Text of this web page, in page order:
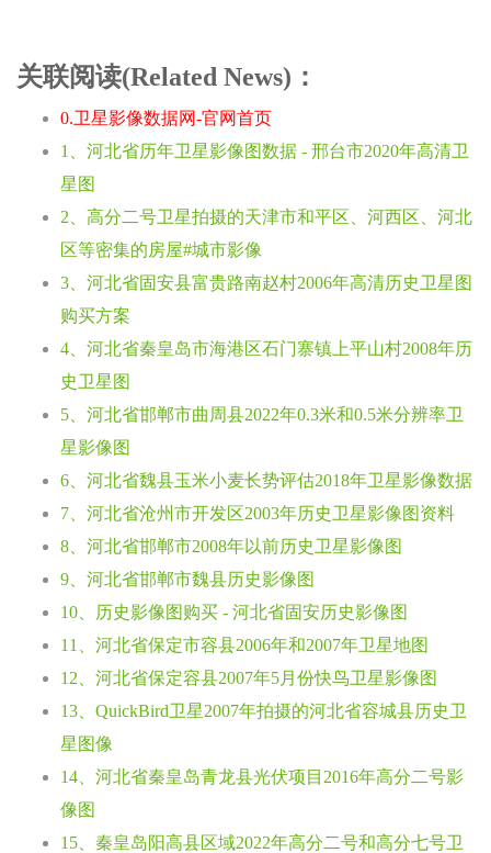
关联阅读(Related News)：
0.卫星影像数据网-官网首页
1、河北省历年卫星影像图数据 - 邢台市2020年高清卫
星图
2、高分二号卫星拍摄的天津市和平区、河西区、河北
区等密集的房屋#城市影像
3、河北省固安县富贵路南赵村2006年高清历史卫星图
购买方案
4、河北省秦皇岛市海港区石门寨镇上平山村2008年历
史卫星图
5、河北省邯郸市曲周县2022年0.3米和0.5米分辨率卫
星影像图
6、河北省魏县玉米小麦长势评估2018年卫星影像数据
7、河北省沧州市开发区2003年历史卫星影像图资料
8、河北省邯郸市2008年以前历史卫星影像图
9、河北省邯郸市魏县历史影像图
10、历史影像图购买 - 河北省固安历史影像图
11、河北省保定市容县2006年和2007年卫星地图
12、河北省保定容县2007年5月份快鸟卫星影像图
13、QuickBird卫星2007年拍摄的河北省容城县历史卫
星图像
14、河北省秦皇岛青龙县光伏项目2016年高分二号影
像图
15、秦皇岛阳高县区域2022年高分二号和高分七号卫